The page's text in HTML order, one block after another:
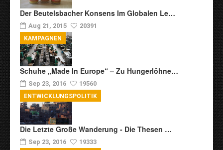
Der Beutelsbacher Konsens Im Globalen Le…
Aug 21, 2015 20391
Schuhe „Made In Europe“ – Zu Hungerlöhne…
Sep 23, 2016 19560
KAMPAGNEN
Die Letzte Große Wanderung - Die Thesen …
Sep 23, 2016 19333
ENTWICKLUNGSPOLITIK